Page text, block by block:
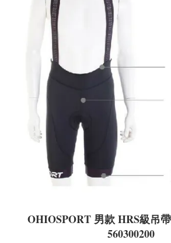
OHIOSPORT 男款 HRS級吊
560300200